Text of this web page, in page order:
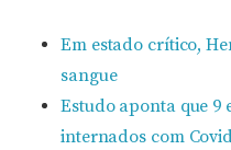
Em estado crítico,
sangue
Estudo aponta que 9
internados com